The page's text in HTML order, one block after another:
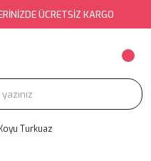
ÜCRETSİZ KARGO